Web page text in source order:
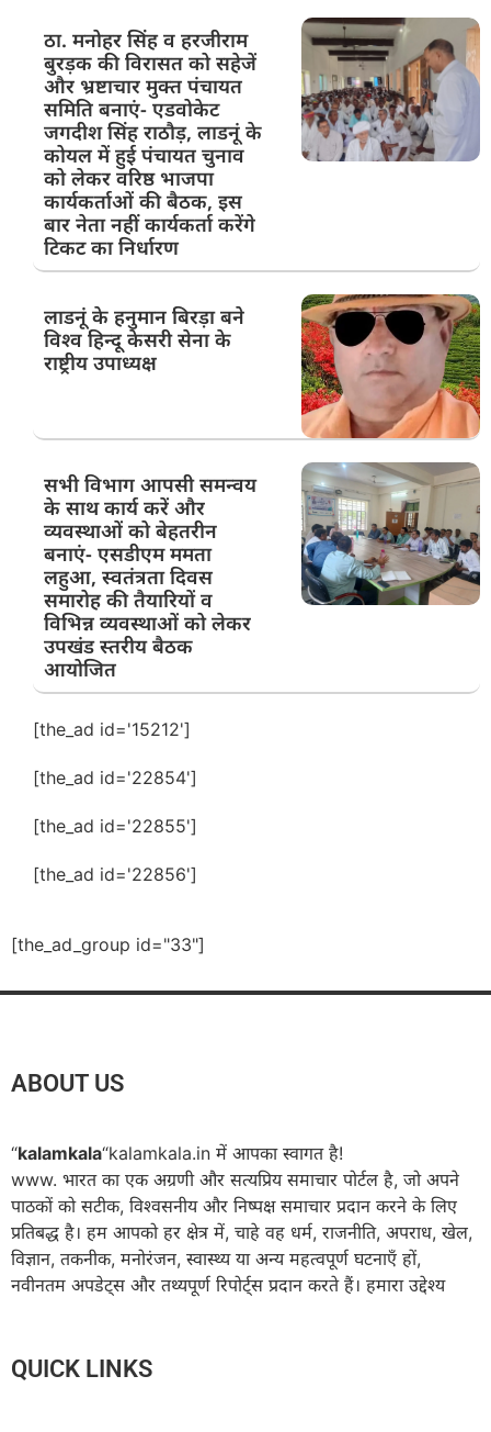
ठा. मनोहर सिंह व हरजीराम
बुरड़क की विरासत को सहेजें
और भ्रष्टाचार मुक्त पंचायत
समिति बनाएं- एडवोकेट
जगदीश सिंह राठौड़, लाडनूं के
कोयल में हुई पंचायत चुनाव
को लेकर वरिष्ठ भाजपा
कार्यकर्ताओं की बैठक, इस
बार नेता नहीं कार्यकर्ता करेंगे
टिकट का निर्धारण
लाडनूं के हनुमान बिरड़ा बने
विश्व हिन्दू केसरी सेना के
राष्ट्रीय उपाध्यक्ष
सभी विभाग आपसी समन्वय
के साथ कार्य करें और
व्यवस्थाओं को बेहतरीन
बनाएं- एसडीएम ममता
लहुआ, स्वतंत्रता दिवस
समारोह की तैयारियों व
विभिन्न व्यवस्थाओं को लेकर
उपखंड स्तरीय बैठक
आयोजित
[the_ad id='15212']
[the_ad id='22854']
[the_ad id='22855']
[the_ad id='22856']
[the_ad_group id="33"]
ABOUT US
“kalamkala“kalamkala.in में आपका स्वागत है!
www. भारत का एक अग्रणी और सत्यप्रिय समाचार पोर्टल है, जो अपने
पाठकों को सटीक, विश्वसनीय और निष्पक्ष समाचार प्रदान करने के लिए
प्रतिबद्ध है। हम आपको हर क्षेत्र में, चाहे वह धर्म, राजनीति, अपराध, खेल,
विज्ञान, तकनीक, मनोरंजन, स्वास्थ्य या अन्य महत्वपूर्ण घटनाएँ हों,
नवीनतम अपडेट्स और तथ्यपूर्ण रिपोर्ट्स प्रदान करते हैं। हमारा उद्देश्य
QUICK LINKS